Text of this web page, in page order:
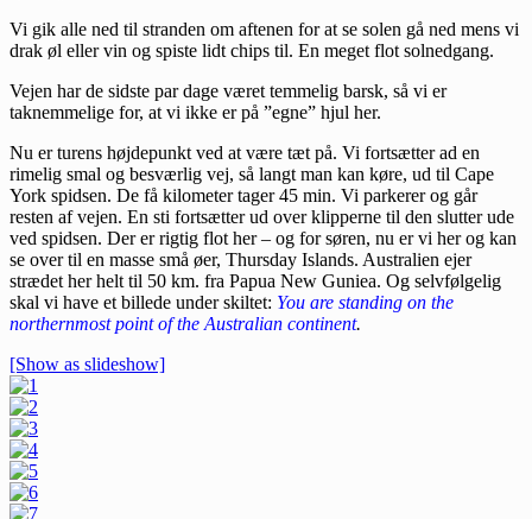
Vi gik alle ned til stranden om aftenen for at se solen gå ned mens vi
drak øl eller vin og spiste lidt chips til. En meget flot solnedgang.
Vejen har de sidste par dage været temmelig barsk, så vi er
taknemmelige for, at vi ikke er på ”egne” hjul her.
Nu er turens højdepunkt ved at være tæt på. Vi fortsætter ad en
rimelig smal og besværlig vej, så langt man kan køre, ud til Cape
York spidsen. De få kilometer tager 45 min. Vi parkerer og går
resten af vejen. En sti fortsætter ud over klipperne til den slutter ude
ved spidsen. Der er rigtig flot her – og for søren, nu er vi her og kan
se over til en masse små øer, Thursday Islands. Australien ejer
strædet her helt til 50 km. fra Papua New Guniea. Og selvfølgelig
skal vi have et billede under skiltet: You are standing on the
northernmost point of the Australian continent.
[Show as slideshow]